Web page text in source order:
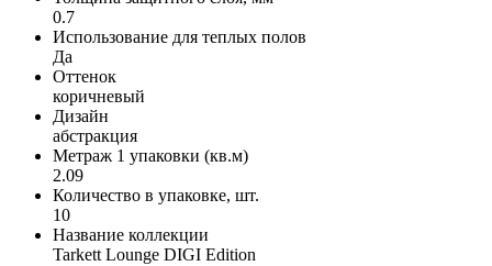
0.7
Использование для теплых полов
Да
Оттенок
коричневый
Дизайн
абстракция
Метраж 1 упаковки (кв.м)
2.09
Количество в упаковке, шт.
10
Название коллекции
Tarkett Lounge DIGI Edition